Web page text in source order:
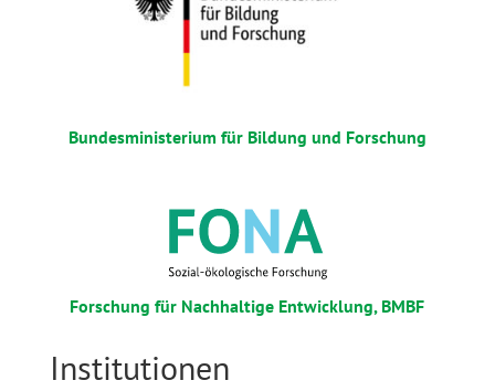
Bundesministerium für Bildung und Forschung
Forschung für Nachhaltige Entwicklung, BMBF
Institutionen